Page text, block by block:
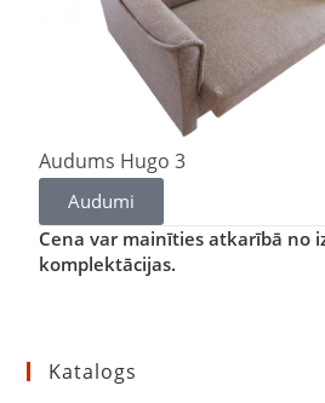
Audums Hugo 3
Audumi
Cena var mainīties atkarībā no
komplektācijas.
Katalogs